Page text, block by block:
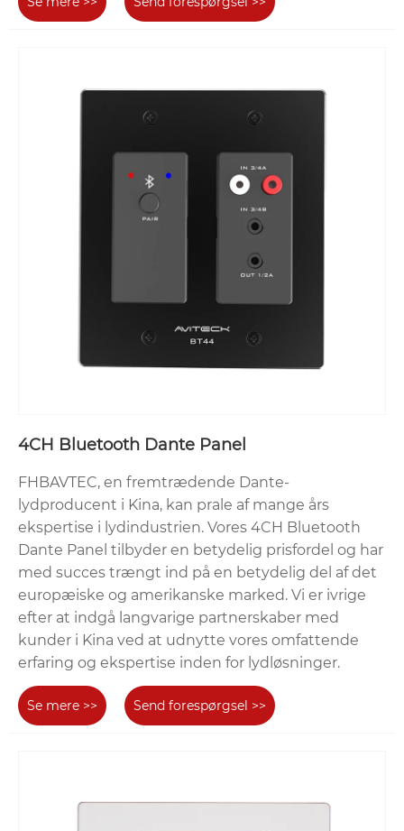
4CH Bluetooth Dante Panel
FHBAVTEC, en fremtrædende Dante-
lydproducent i Kina, kan prale af mange års
ekspertise i lydindustrien. Vores 4CH Bluetooth
Dante Panel tilbyder en betydelig prisfordel og har
med succes trængt ind på en betydelig del af det
europæiske og amerikanske marked. Vi er ivrige
efter at indgå langvarige partnerskaber med
kunder i Kina ved at udnytte vores omfattende
erfaring og ekspertise inden for lydløsninger.
Se mere >> Send forespørgsel >>